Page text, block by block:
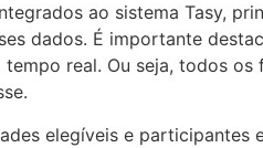
ao sistema Tasy,
dados. É importante
real. Ou seja, todos
elegíveis e participantes